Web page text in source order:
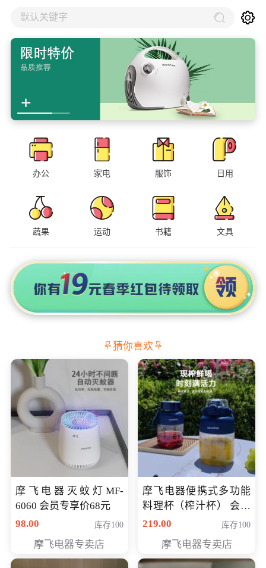
默认关键字
办公 家电 服饰 日用
蔬果 运动 书籍 文具
猜你喜欢
摩飞电器灭蚊灯MF-
6060 会员专享价68元
98.00
库存100
摩飞电器专卖店
摩飞电器便携式多功能
料理杯（榨汁杯） 会员
专享价118元
219.00 库存100
摩飞电器专卖店